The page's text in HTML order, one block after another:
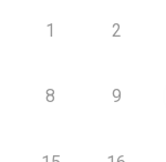
1 2
8 9